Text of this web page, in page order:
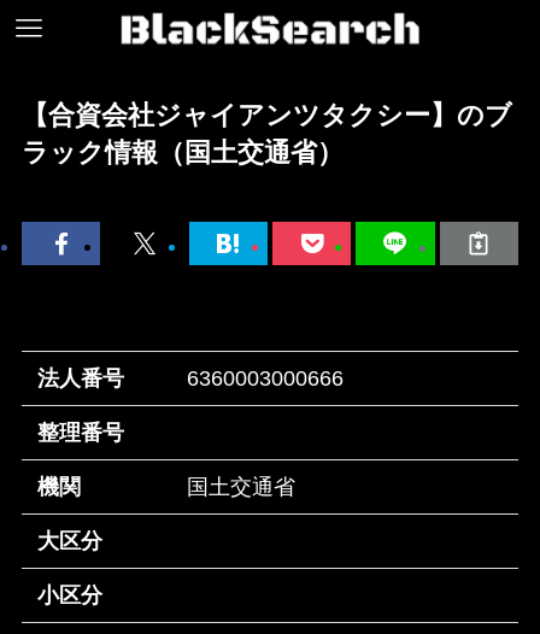
【合資会社ジャイアンツタクシー】のブ
ラック情報（国土交通省）
法人番号 6360003000666
整理番号
機関 国土交通省
大区分
小区分